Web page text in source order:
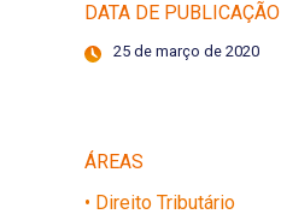
DATA DE PUBLICAÇÃO
25 de março de 2020
ÁREAS
• Direito Tributário